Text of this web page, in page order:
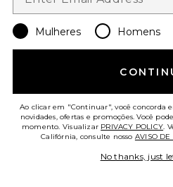
BOLSA DE OMBRO 26IN
CRYSTAL SIGNATURE SOFT
TABBY
Mulheres Homens
Ao clicar em "Continuar", você concorda
novidades, ofertas e promoções. Você
momento. Visualizar PRIVACY POLICY.
Califórnia, consulte nosso AVISO DE
No thanks, just